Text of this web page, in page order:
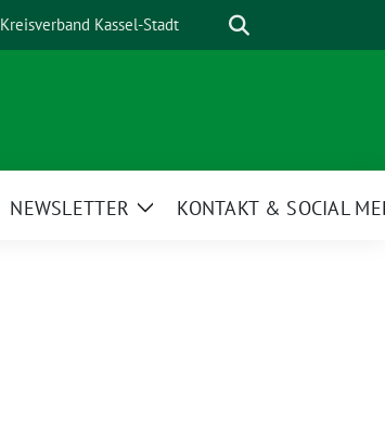
Kreisverband Kassel-Stadt Suche
NEWSLETTER
ZeigeKONTAKT & SOCIAL